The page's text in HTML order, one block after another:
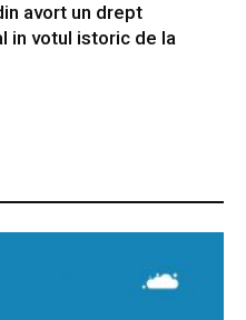
avort un drept
in votul istoric de la